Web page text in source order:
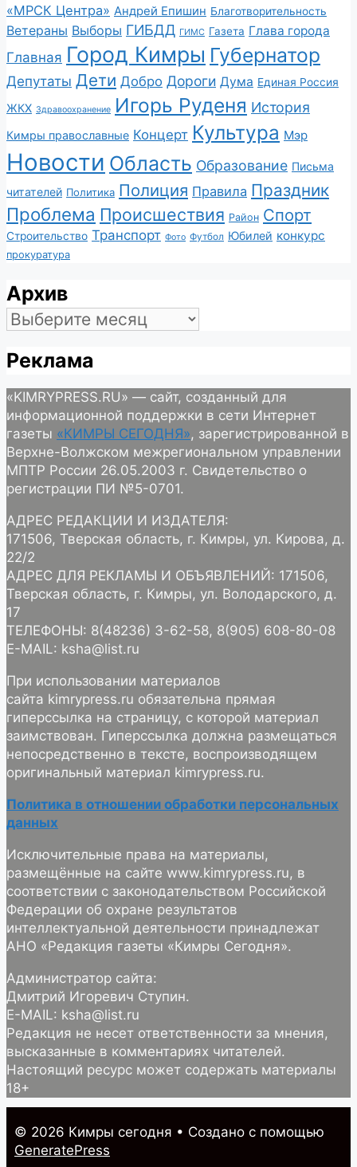
«МРСК Центра» Андрей Епишин Благотворительность
Ветераны Выборы ГИБДД ГИМС Газета Глава города
Главная Город Кимры Губернатор
Депутаты Дети Добро Дороги Дума Единая Россия
ЖКХ Здравоохранение Игорь Руденя История
Кимры православные Концерт Культура Мэр
Новости Область Образование Письма
читателей Политика Полиция Правила Праздник
Проблема Происшествия Район Спорт
Строительство Транспорт Фото Футбол Юбилей конкурс
прокуратура
Архив
Архив
Реклама
«KIMRYPRESS.RU» — сайт, созданный для
информационной поддержки в сети Интернет
газеты «КИМРЫ СЕГОДНЯ», зарегистрированной в
Верхне-Волжском межрегиональном управлении
МПТР России 26.05.2003 г. Свидетельство о
регистрации ПИ №5-0701.
АДРЕС РЕДАКЦИИ И ИЗДАТЕЛЯ:
171506, Тверская область, г. Кимры, ул. Кирова, д.
22/2
АДРЕС ДЛЯ РЕКЛАМЫ И ОБЪЯВЛЕНИЙ: 171506,
Тверская область, г. Кимры, ул. Володарского, д.
17
ТЕЛЕФОНЫ: 8(48236) 3-62-58, 8(905) 608-80-08
E-MAIL: ksha@list.ru
При использовании материалов
сайта kimrypress.ru обязательна прямая
гиперссылка на страницу, с которой материал
заимствован. Гиперссылка должна размещаться
непосредственно в тексте, воспроизводящем
оригинальный материал kimrypress.ru.
Политика в отношении обработки персональных
данных
Исключительные права на материалы,
размещённые на сайте www.kimrypress.ru, в
соответствии с законодательством Российской
Федерации об охране результатов
интеллектуальной деятельности принадлежат
АНО «Редакция газеты «Кимры Сегодня».
Администратор сайта:
Дмитрий Игоревич Ступин.
E-MAIL: ksha@list.ru
Редакция не несет ответственности за мнения,
высказанные в комментариях читателей.
Настоящий ресурс может содержать материалы
18+
© 2026 Кимры cегодня • Создано с помощью
GeneratePress